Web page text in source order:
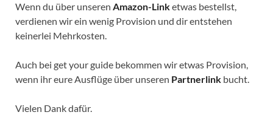
Wenn du über unseren Amazon-Linketwas bestellst,
verdienen wir ein wenig Provision und dir entstehen
keinerlei Mehrkosten.
Auch bei get your guide bekommen wir etwas Provision,
wenn ihr eure Ausflüge über unseren Partnerlink bucht.
Vielen Dank dafür.